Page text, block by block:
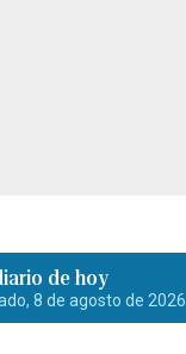
de hoy
8 de agosto de 2026